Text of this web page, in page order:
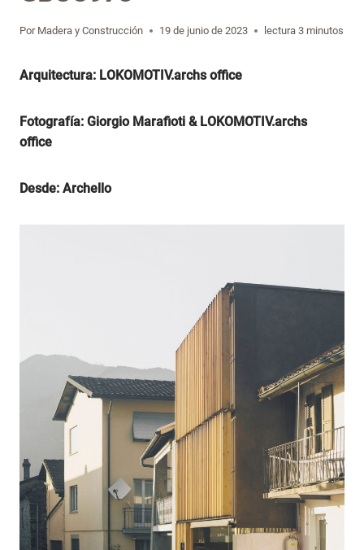
Por Madera y Construcción 19 de junio de 2023 lectura 3 minutos
Arquitectura: LOKOMOTIV.archs office
Fotografía: Giorgio Marafioti & LOKOMOTIV.archs
office
Desde: Archello